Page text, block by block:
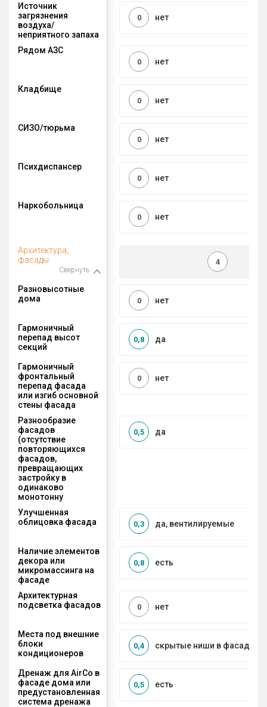
Источник
загрязнения
воздуха/
неприятного запаха
нет
0
Рядом АЗС
нет
0
Кладбище
нет
0
СИЗО/тюрьма
нет
0
Психдиспансер
нет
0
Наркобольница
нет
0
Архитектура,
фасады
Свернуть
4
Разновысотные
дома
нет
0
Гармоничный
перепад высот
секций
да
0,8
Гармоничный
фронтальный
перепад фасада
или изгиб основной
стены фасада
нет
0
Разнообразие
фасадов
(отсутствие
повторяющихся
фасадов,
превращающих
застройку в
одинаково
монотонну
да
0,5
Улучшенная
облицовка фасада
да, вентилируемые
0,3
Наличие элементов
декора или
микромассинга на
фасаде
есть
0,8
Архитектурная
подсветка фасадов
нет
0
Места под внешние
блоки
кондиционеров
скрытые ниши в фасаде
0,4
Дренаж для AirCo в
фасаде дома или
предустановленная
система дренажа
есть
0,5